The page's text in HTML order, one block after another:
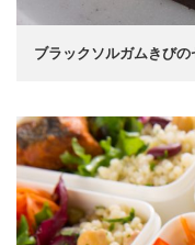
ブラックソルガムきび